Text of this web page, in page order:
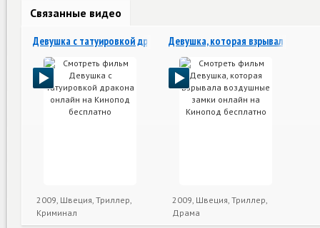
Связанные видео
Девушка с татуировкой дракона
2009, Швеция, Триллер,
Криминал
Девушка, которая взрывала
2009, Швеция, Триллер,
Драма